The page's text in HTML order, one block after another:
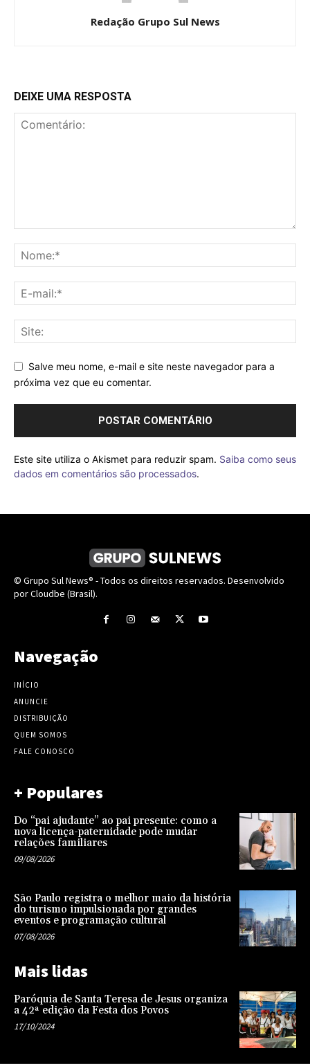
Redação Grupo Sul News
DEIXE UMA RESPOSTA
Salve meu nome, e-mail e site neste navegador para a
próxima vez que eu comentar.
Este site utiliza o Akismet para reduzir spam. Saiba como seus
dados em comentários são processados.
© Grupo Sul News® - Todos os direitos reservados. Desenvolvido
por Cloudbe (Brasil).
Navegação
INÍCIO
ANUNCIE
DISTRIBUIÇÃO
QUEM SOMOS
FALE CONOSCO
+ Populares
Do “pai ajudante” ao pai presente: como a
nova licença-paternidade pode mudar
relações familiares
09/08/2026
São Paulo registra o melhor maio da história
do turismo impulsionada por grandes
eventos e programação cultural
07/08/2026
Mais lidas
Paróquia de Santa Teresa de Jesus organiza
a 42ª edição da Festa dos Povos
17/10/2024